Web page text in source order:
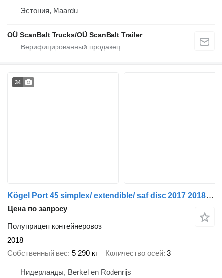
Эстония, Maardu
OÜ ScanBalt Trucks/OÜ ScanBalt Trailer
34
Kögel Port 45 simplex/ extendible/ saf disc 2017 2018 2019 ten pieces
Цена по запросу
Полуприцеп контейнеровоз
2018
Собственный вес 5 290 кг Количество осей 3
Нидерланды, Berkel en Rodenrijs